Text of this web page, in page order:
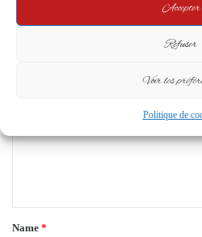
Accepter
Refuser
Voir les
Politique de
Your email address will not be published.
*
Name *